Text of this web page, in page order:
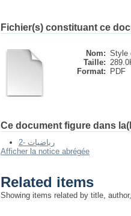
Fichier(s) constituant ce
Nom: Style
Taille:
Format:
PDF
Ce document figure dans
2- رياضيات
Afficher la notice abrégée
Related items
Showing items related by title,